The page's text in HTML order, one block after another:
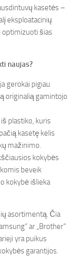
kasetės –
eksploatacinių
optimizuoti šias
naujas?
gerokai pigiau
originalią gamintojo
plastiko, kuris
kasetę kelis
mažinimo.
kokybės
beveik
kokybė išlieka
asortimentą. Čia
ar „Brother“
yra puikus
garantijos.